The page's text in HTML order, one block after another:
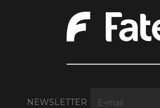
NEWSLETTER